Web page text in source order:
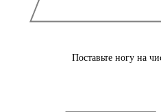
Поставьте ногу на